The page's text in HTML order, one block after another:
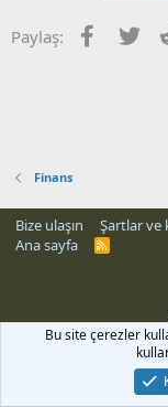
Paylaş:
Finans
Bize ulaşın Şartlar ve
Ana sayfa
R
siteleri
Bu site çerezler